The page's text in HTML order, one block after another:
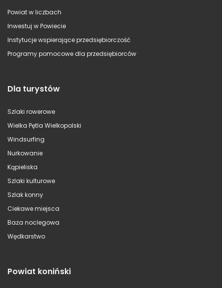
Powiat w liczbach
Inwestuj w Powiecie
Instytucje wspierające przedsiębiorczość
Programy pomocowe dla przedsiębiorców
Dla turystów
Szlaki rowerowe
Wielka Pętla Wielkopolski
Windsurfing
Nurkowanie
Kąpieliska
Szlaki kulturowe
Szlak konny
Ciekawe miejsca
Baza noclegowa
Wędkarstwo
Powiat koniński